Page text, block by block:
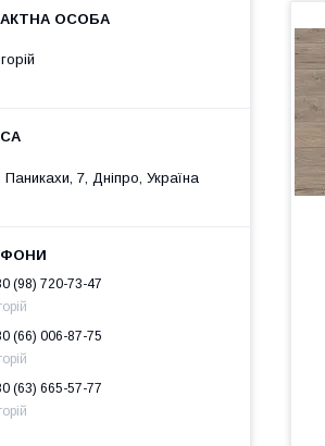
Паникахи, 7, Дніпро, Україна
(98) 720-73-47
(66) 006-87-75
(63) 665-57-77